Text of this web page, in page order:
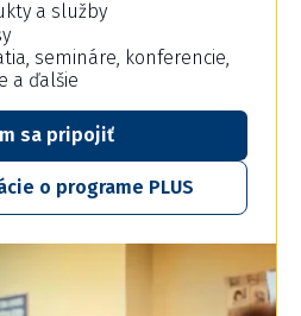
a služby
semináre, konferencie,
a ďalšie
sa pripojiť
o programe PLUS